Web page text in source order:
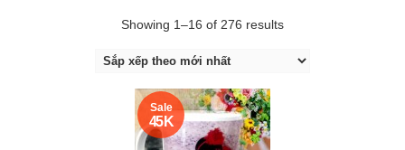
Showing 1–16 of 276 results
Sale
45 K